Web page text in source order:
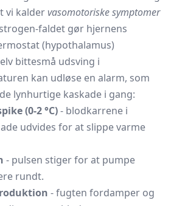
vi kaldervasomotoriske symptomer
faldet gør hjernens
(hypothalamus)
bittesmå udsving i
kan udløse en alarm, som
lynhurtige kaskade i gang:
(0-2 °C)- blodkarrene i
udvides for at slippe varme
- pulsen stiger for at pumpe
rundt.
- fugten fordamper og